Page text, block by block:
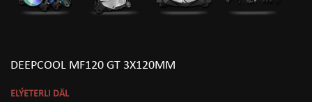
DEEPCOOL MF120 GT 3X120MM
ELÝETERLI DÄL